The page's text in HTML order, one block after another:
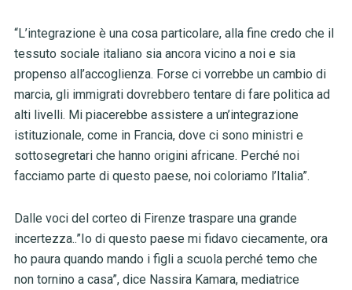
“L’integrazione è una cosa particolare, alla fine credo che il
tessuto sociale italiano sia ancora vicino a noi e sia
propenso all’accoglienza. Forse ci vorrebbe un cambio di
marcia, gli immigrati dovrebbero tentare di fare politica ad
alti livelli. Mi piacerebbe assistere a un’integrazione
istituzionale, come in Francia, dove ci sono ministri e
sottosegretari che hanno origini africane. Perché noi
facciamo parte di questo paese, noi coloriamo l’Italia”.
Dalle voci del corteo di Firenze traspare una grande
incertezza..”Io di questo paese mi fidavo ciecamente, ora
ho paura quando mando i figli a scuola perché temo che
non tornino a casa”, dice Nassira Kamara, mediatrice